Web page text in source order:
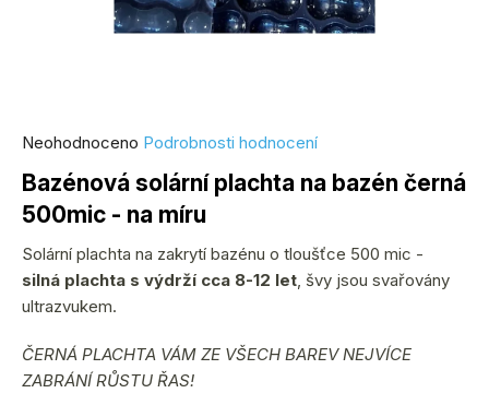
Bazénová solární plachta na bazén černá
500mic - na míru
Průměrné
hodnocení
produktu
je
0,0
z
5
Neohodnoceno Podrobnosti hodnocení
Solární plachta na zakrytí bazénu o tloušťce 500 mic -
silná plachta s výdrží cca 8-12 let, švy jsou svařovány
ultrazvukem.
ČERNÁ PLACHTA VÁM ZE VŠECH BAREV NEJVÍCE
ZABRÁNÍ RŮSTU ŘAS!